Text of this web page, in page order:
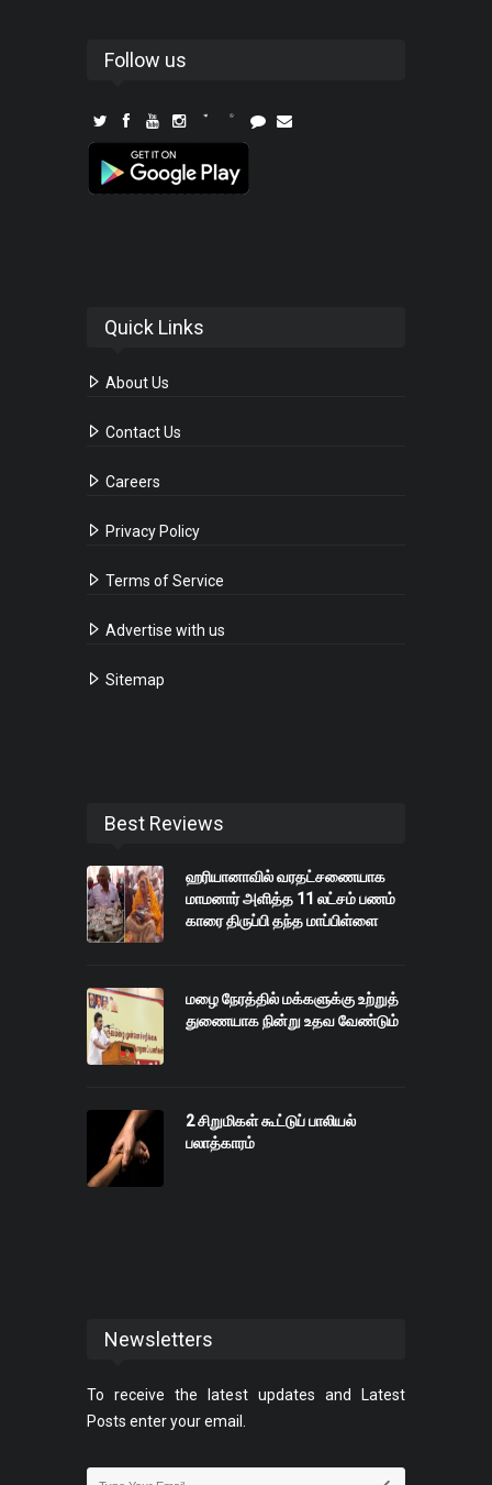
Follow us
Quick Links
About Us
Contact Us
Careers
Privacy Policy
Terms of Service
Advertise with us
Sitemap
Best Reviews
ஹரியானாவில் வரதட்சணையாக
மாமனார் அளித்த 11 லட்சம் பணம்
காரை திருப்பி தந்த மாப்பிள்ளை
மழை நேரத்தில் மக்களுக்கு உற்றுத்
துணையாக நின்று உதவ வேண்டும்
2 சிறுமிகள் கூட்டுப் பாலியல்
பலாத்காரம்
Newsletters
To receive the latest updates and Latest
Posts enter your email.